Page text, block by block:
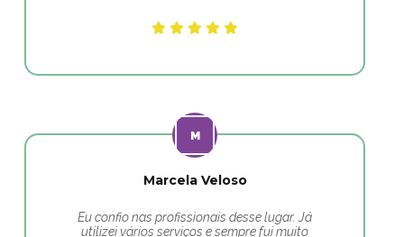
Marcela Veloso
Eu confio nas profissionais desse lugar. Já
utilizei vários serviços e sempre fui muito